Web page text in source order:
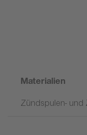
Materialien
Zündspulen- und